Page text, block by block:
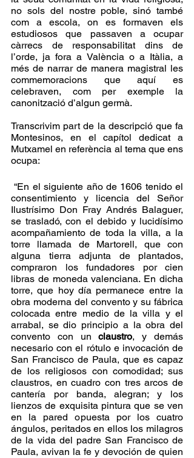
no sols del nostre poble, sinó també
com a escola, on es formaven els
estudiosos que passaven a ocupar
càrrecs de responsabilitat dins de
l’orde, ja fora a València o a Itàlia, a
més de narrar de manera magistral les
commemoracions que aquí es
celebraven, com per exemple la
canonització d’algun germà.
Transcrivim part de la descripció que fa
Montesinos, en el capítol dedicat a
Mutxamel en referència al tema que ens
ocupa:
“En el siguiente año de 1606 tenido el
consentimiento y licencia del Señor
Ilustrísimo Don Fray Andrés Balaguer,
se trasladó, con el debido y lucidísimo
acompañamiento de toda la villa, a la
torre llamada de Martorell, que con
alguna tierra adjunta de plantados,
compraron los fundadores por cien
libras de moneda valenciana. En dicha
torre, que hoy día permanece entre la
obra moderna del convento y su fábrica
colocada entre medio de la villa y el
arrabal, se dio principio a la obra del
convento con un claustro, y demás
necesario con el rótulo e invocación de
San Francisco de Paula, que es capaz
de los religiosos con comodidad; sus
claustros, en cuadro con tres arcos de
cantería por banda, alegran; y los
lienzos de exquisita pintura que se ven
en la pared opuesta por los cuatro
ángulos, peritados en ellos los milagros
de la vida del padre San Francisco de
Paula, avivan la fe y devoción de quien